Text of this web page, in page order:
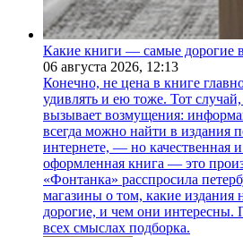
Какие книги — самые дорогие
06 августа 2026, 12:13
Конечно, не цена в книге
удивлять и ею тоже. Тот
вызывает возмущения:
всегда можно найти в издания
интернете, — но качественная
оформленная книга — это
«Фонтанка» расспросила
магазины о том, какие
дорогие, и чем они интересны.
всех смыслах подборка.